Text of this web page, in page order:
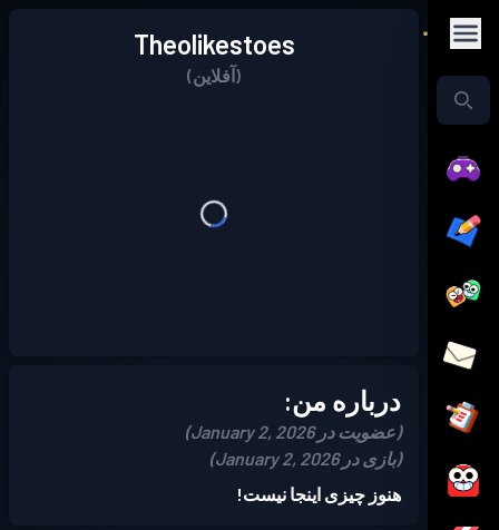
Theolikestoes
(آفلاین)
درباره من:
(عضویت در January 2, 2026)
(بازی در January 2, 2026)
هنوز چیزی اینجا نیست!